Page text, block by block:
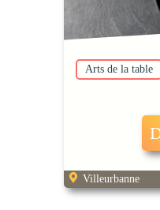
Arts de la table
Villeurbanne